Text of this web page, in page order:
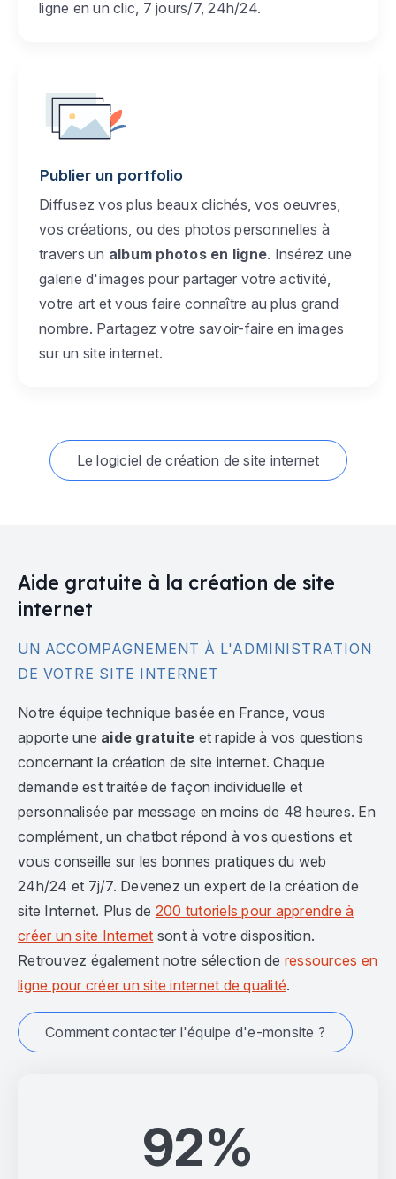
ligne en un clic, 7 jours/7, 24h/24.
Publier un portfolio
Diffusez vos plus beaux clichés, vos oeuvres,
vos créations, ou des photos personnelles à
travers un album photos en ligne. Insérez une
galerie d'images pour partager votre activité,
votre art et vous faire connaître au plus grand
nombre. Partagez votre savoir-faire en images
sur un site internet.
Le logiciel de création de site internet
92%
Aide gratuite à la création de site
internet
UN ACCOMPAGNEMENT À L'ADMINISTRATION
DE VOTRE SITE INTERNET
Notre équipe technique basée en France, vous
apporte une aide gratuite et rapide à vos questions
concernant la création de site internet. Chaque
demande est traitée de façon individuelle et
personnalisée par message en moins de 48 heures. En
complément, un chatbot répond à vos questions et
vous conseille sur les bonnes pratiques du web
24h/24 et 7j/7. Devenez un expert de la création de
site Internet. Plus de 200 tutoriels pour apprendre à
créer un site Internet sont à votre disposition.
Retrouvez également notre sélection de ressources en
ligne pour créer un site internet de qualité.
Comment contacter l'équipe d'e-monsite ?